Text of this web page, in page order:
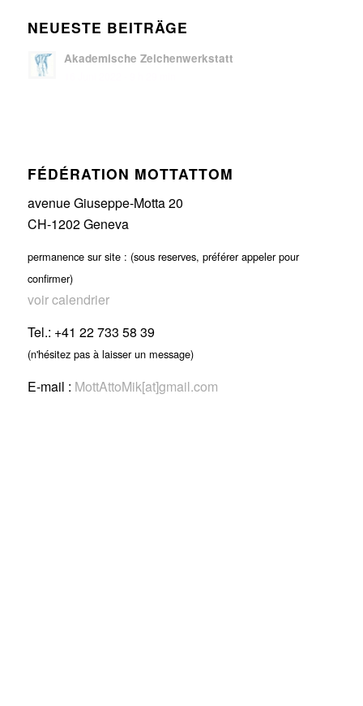
NEUESTE BEITRÄGE
Akademische Zeichenwerkstatt
FÉDÉRATION MOTTATTOM
avenue Giuseppe-Motta 20
CH-1202 Geneva
permanence sur site : (sous reserves, préférer appeler pour
confirmer)
voir calendrier
Tel.: +41 22 733 58 39
(n'hésitez pas à laisser un message)
E-mail : MottAttoMik[at]gmail.com